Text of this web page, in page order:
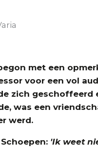
met een
voor een vol
zich geschoffeerd
was een
werd.
'Ik weet